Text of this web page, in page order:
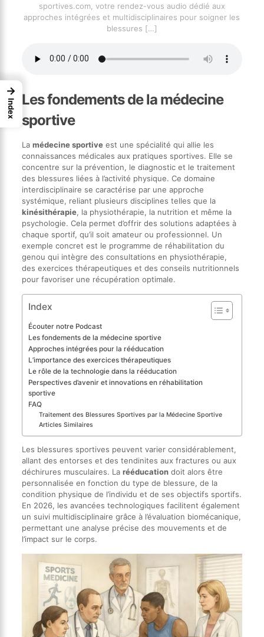
sportives.com, votre rendez-vous audio dédié aux
approches intégrées et multidisciplinaires pour soigner les
blessures […]
Les fondements de la médecine
sportive
La médecine sportiveest une spécialité qui allie les
connaissances médicales aux pratiques sportives. Elle se
concentre sur la prévention, le diagnostic et le traitement
des blessures liées à l’activité physique. Ce domaine
interdisciplinaire se caractérise par une approche
systémique, reliant plusieurs disciplines telles que la
kinésithérapie, la physiothérapie, la nutrition et même la
psychologie. Cela permet d’offrir des solutions adaptées à
chaque sportif, qu’il soit amateur ou professionnel. Un
exemple concret est le programme de réhabilitation du
genou qui intègre des consultations en physiothérapie,
des exercices thérapeutiques et des conseils nutritionnels
pour favoriser une récupération optimale.
Index
Écouter notre Podcast
Les fondements de la médecine sportive
Approches intégrées pour la rééducation
L’importance des exercices thérapeutiques
Le rôle de la technologie dans la rééducation
Perspectives d’avenir et innovations en réhabilitation
sportive
FAQ
Traitement des Blessures Sportives par la Médecine Sportive
Articles Similaires
Les blessures sportives peuvent varier considérablement,
allant des entorses et des tendinites aux fractures ou aux
déchirures musculaires. La rééducationdoit alors être
personnalisée en fonction du type de blessure, de la
condition physique de l’individu et de ses objectifs sportifs.
En 2026, les avancées technologiques facilitent également
un suivi multidisciplinaire grâce à l’évaluation biomécanique,
permettant une analyse précise des mouvements et de
l’impact sur le corps.
→
Index